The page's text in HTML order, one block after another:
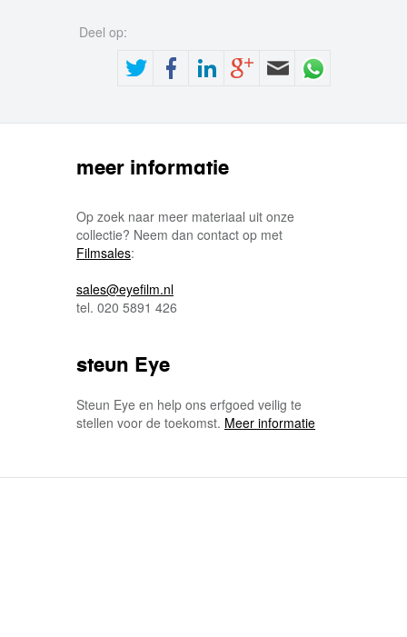
Deel op:
meer informatie
Op zoek naar meer materiaal uit onze
collectie? Neem dan contact op met
Filmsales:
sales@eyefilm.nl
tel. 020 5891 426
steun Eye
Steun Eye en help ons erfgoed veilig te
stellen voor de toekomst. Meer informatie